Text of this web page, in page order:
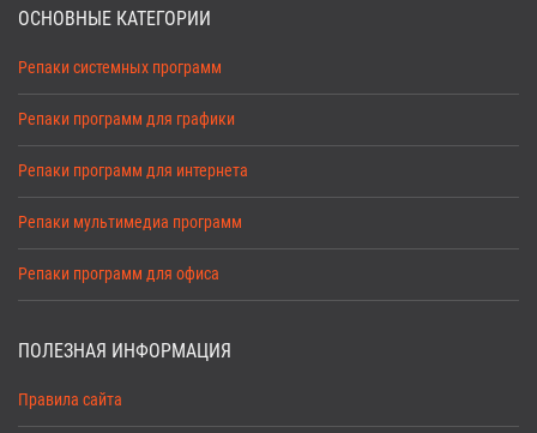
ОСНОВНЫЕ КАТЕГОРИИ
Репаки системных программ
Репаки программ для графики
Репаки программ для интернета
Репаки мультимедиа программ
Репаки программ для офиса
ПОЛЕЗНАЯ ИНФОРМАЦИЯ
Правила сайта